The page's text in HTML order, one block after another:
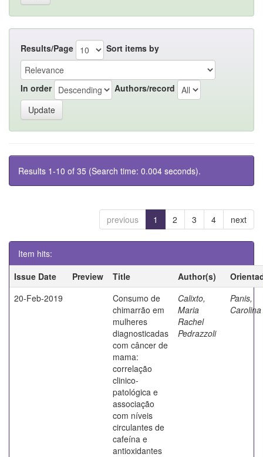
Results/Page Sort items by
In order Authors/record
Results 1-10 of 35 (Search time: 0.004 seconds).
previous 1 2 3 4 next
Item hits:
Issue Date
Preview Title Author(s)
20-Feb-2019
Consumo de
chimarrão em
mulheres
diagnosticadas
com câncer de
mama:
correlação
clinico-
patológica e
associação
com níveis
circulantes de
cafeína e
antioxidantes
Calixto,
Maria
Rachel
Pedrazzoli
Panis,
Carolina